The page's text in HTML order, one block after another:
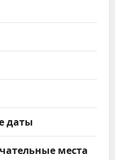
даты
места